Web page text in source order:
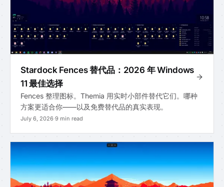
Stardock Fences 替代品：2026 年 Windows
11 最佳选择
Fences 整理图标。Themia 用实时小部件替代它们。哪种
方案更适合你——以及免费替代品的真实表现。
July 6, 2026·9 min read